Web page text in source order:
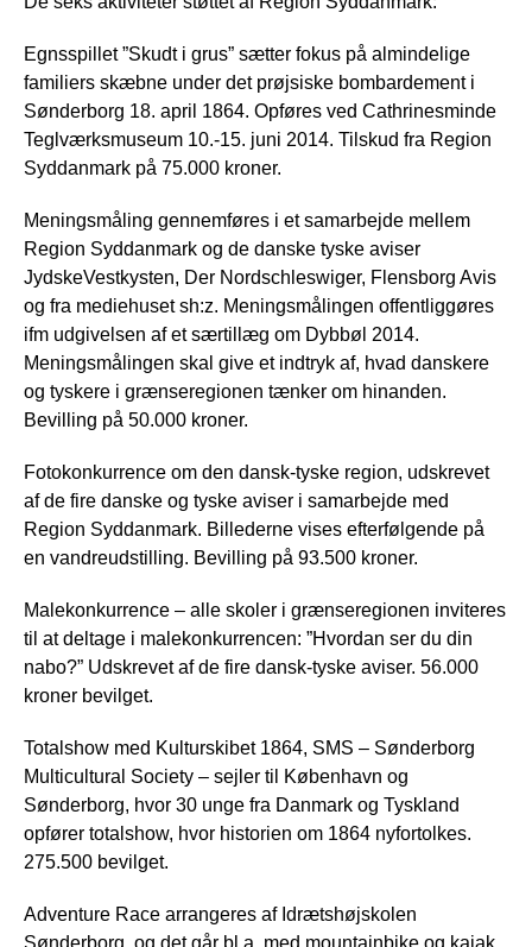
Egnsspillet ”Skudt i grus” sætter fokus på almindelige
familiers skæbne under det prøjsiske bombardement i
Sønderborg 18. april 1864. Opføres ved Cathrinesminde
Teglværksmuseum 10.-15. juni 2014. Tilskud fra Region
Syddanmark på 75.000 kroner.
Meningsmåling gennemføres i et samarbejde mellem
Region Syddanmark og de danske tyske aviser
JydskeVestkysten, Der Nordschleswiger, Flensborg Avis
og fra mediehuset sh:z. Meningsmålingen offentliggøres
ifm udgivelsen af et særtillæg om Dybbøl 2014.
Meningsmålingen skal give et indtryk af, hvad danskere
og tyskere i grænseregionen tænker om hinanden.
Bevilling på 50.000 kroner.
Fotokonkurrence om den dansk-tyske region, udskrevet
af de fire danske og tyske aviser i samarbejde med
Region Syddanmark. Billederne vises efterfølgende på
en vandreudstilling. Bevilling på 93.500 kroner.
Malekonkurrence – alle skoler i grænseregionen inviteres
til at deltage i malekonkurrencen: ”Hvordan ser du din
nabo?” Udskrevet af de fire dansk-tyske aviser. 56.000
kroner bevilget.
Totalshow med Kulturskibet 1864, SMS – Sønderborg
Multicultural Society – sejler til København og
Sønderborg, hvor 30 unge fra Danmark og Tyskland
opfører totalshow, hvor historien om 1864 nyfortolkes.
275.500 bevilget.
Adventure Race arrangeres af Idrætshøjskolen
Sønderborg, og det går bl.a. med mountainbike og kajak